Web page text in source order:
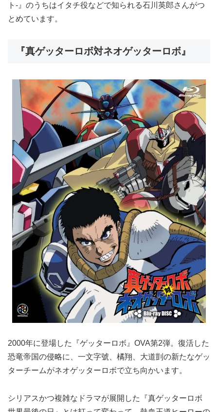
ト-』のうちはイタチ役などで知られる石川英郎さんがつ
とめています。
『真ゲッターロボ対ネオゲッターロボ』
2000年に登場した『ゲッターロボ』OVA第2弾。復活した
恐竜帝国の侵略に、一文字號、橘翔、大道剴の新たなゲッ
ターチームがネオゲッターロボで立ち向かいます。
シリアスかつ複雑なドラマが展開した『真ゲッターロボ